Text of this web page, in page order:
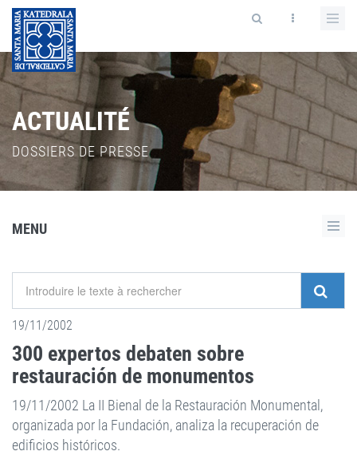
ACTUALITÉ
DOSSIERS DE PRESSE
MENU
19/11/2002
300 expertos debaten sobre
restauración de monumentos
19/11/2002 La II Bienal de la Restauración Monumental,
organizada por la Fundación, analiza la recuperación de
edificios históricos.